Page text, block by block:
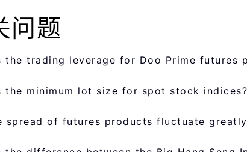
问题
the trading leverage for Doo Prime futures
the minimum lot size for spot stock indices?
spread of futures products fluctuate